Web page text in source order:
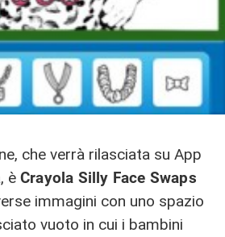
che verrà rilasciata su App
è Crayola Silly Face Swaps
immagini con uno spazio
vuoto in cui i bambini